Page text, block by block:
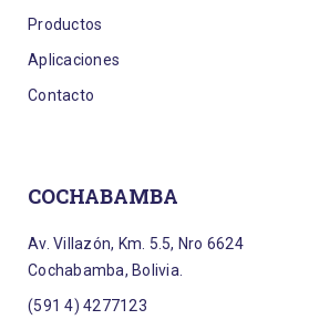
Productos
Aplicaciones
Contacto
COCHABAMBA
Av. Villazón, Km. 5.5, Nro 6624
Cochabamba, Bolivia.
(591 4) 4277123